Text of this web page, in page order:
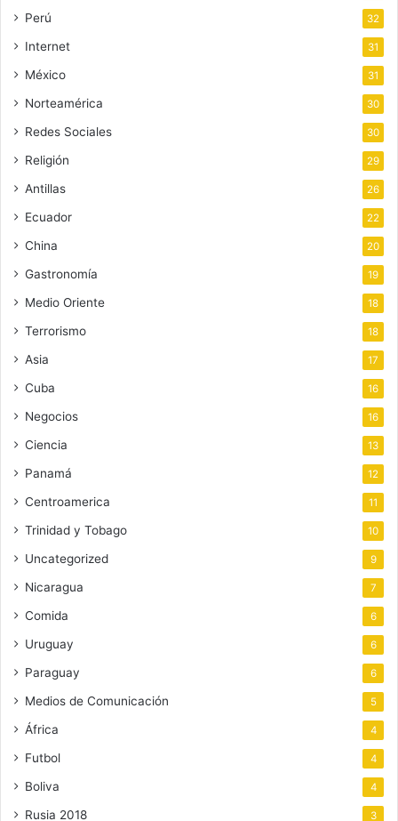
Perú 32
Internet 31
México 31
Norteamérica 30
Redes Sociales 30
Religión 29
Antillas 26
Ecuador 22
China 20
Gastronomía 19
Medio Oriente 18
Terrorismo 18
Asia 17
Cuba 16
Negocios 16
Ciencia 13
Panamá 12
Centroamerica 11
Trinidad y Tobago 10
Uncategorized 9
Nicaragua 7
Comida 6
Uruguay 6
Paraguay 6
Medios de Comunicación 5
África 4
Futbol 4
Boliva 4
Rusia 2018 3